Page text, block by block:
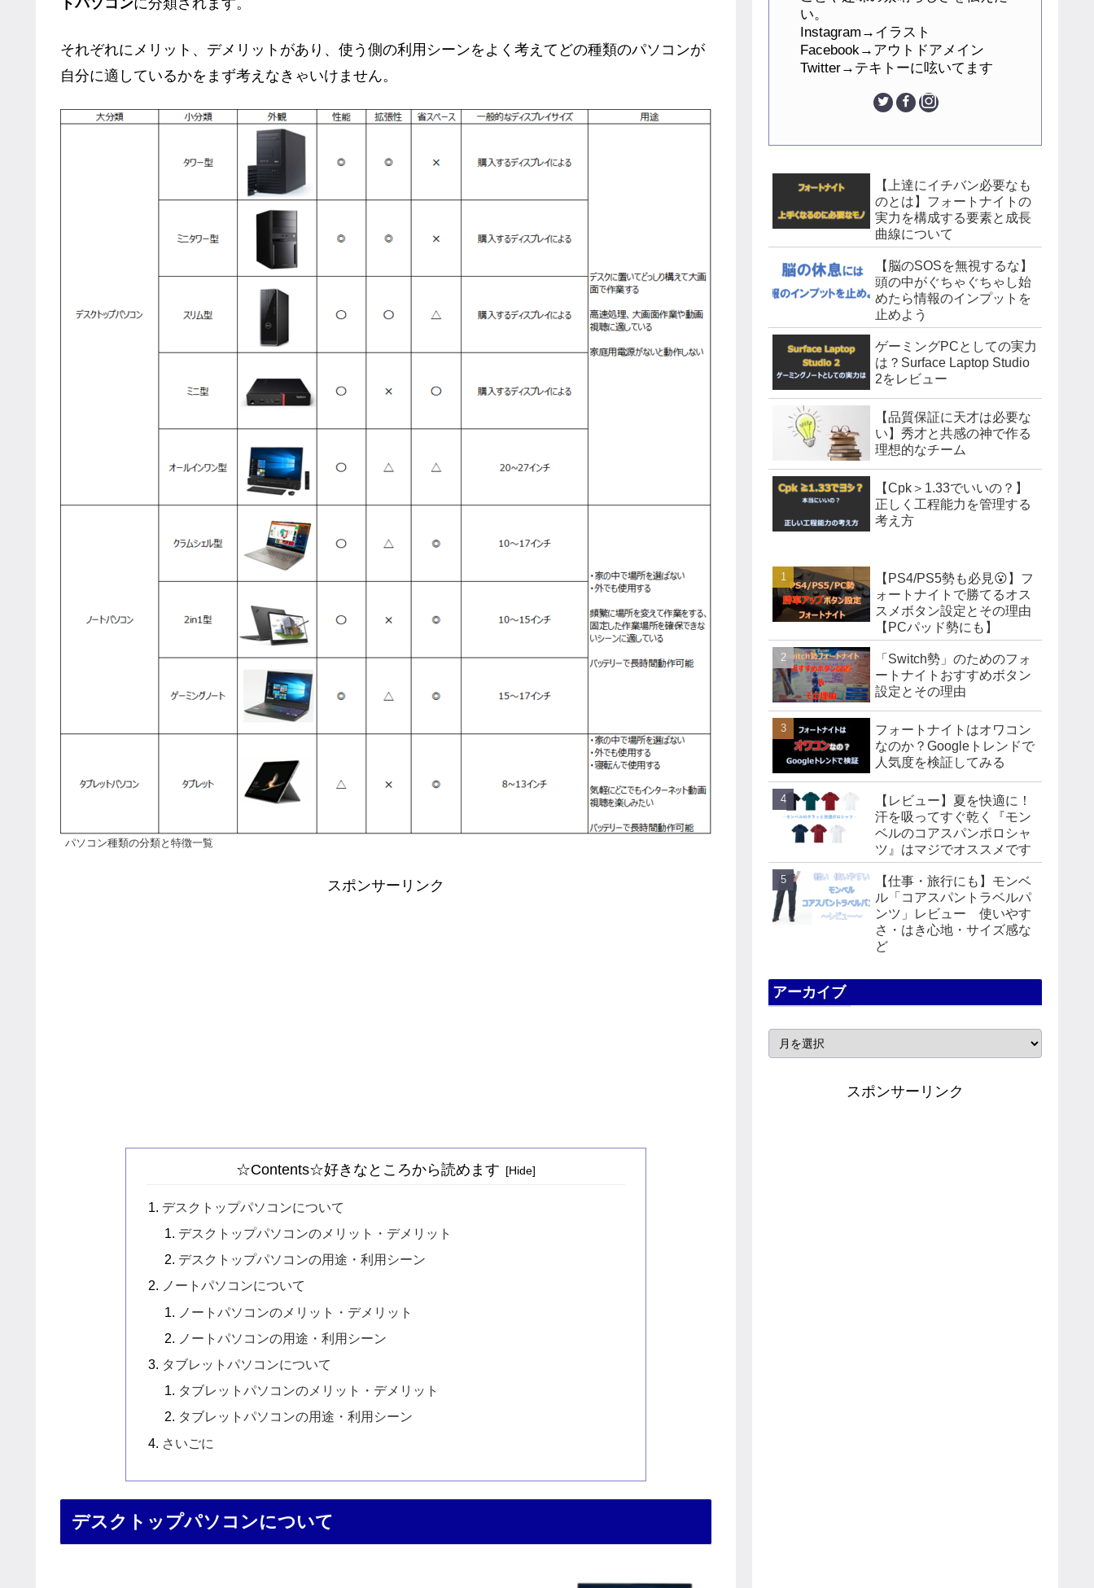
それぞれにメリット、デメリットがあり、使う側の利用シーンをよく考えてどの種類のパソコンが
自分に適しているかをまず考えなきゃいけません。
パソコン種類の分類と特徴一覧
スポンサーリンク
☆Contents☆好きなところから読めます
デスクトップパソコンについて
デスクトップパソコンのメリット・デメリット
デスクトップパソコンの用途・利用シーン
ノートパソコンについて
ノートパソコンのメリット・デメリット
ノートパソコンの用途・利用シーン
タブレットパソコンについて
タブレットパソコンのメリット・デメリット
タブレットパソコンの用途・利用シーン
さいごに
デスクトップパソコンについて
い。
Instagram→イラスト
Facebook→アウトドアメイン
Twitter→テキトーに呟いてます
【上達にイチバン必要なも
のとは】フォートナイトの
実力を構成する要素と成長
曲線について
【脳のSOSを無視するな】
頭の中がぐちゃぐちゃし始
めたら情報のインプットを
止めよう
ゲーミングPCとしての実力
は？Surface Laptop Studio
2をレビュー
【品質保証に天才は必要な
い】秀才と共感の神で作る
理想的なチーム
【Cpk＞1.33でいいの？】
正しく工程能力を管理する
考え方
【PS4/PS5勢も必見😮】フ
ォートナイトで勝てるオス
スメボタン設定とその理由
【PCパッド勢にも】
「Switch勢」のためのフォ
ートナイトおすすめボタン
設定とその理由
フォートナイトはオワコン
なのか？Googleトレンドで
人気度を検証してみる
【レビュー】夏を快適に！
汗を吸ってすぐ乾く『モン
ベルのコアスパンポロシャ
ツ』はマジでオススメです
【仕事・旅行にも】モンベ
ル「コアスパントラベルパ
ンツ」レビュー 使いやす
さ・はき心地・サイズ感な
ど
アーカイブ
スポンサーリンク